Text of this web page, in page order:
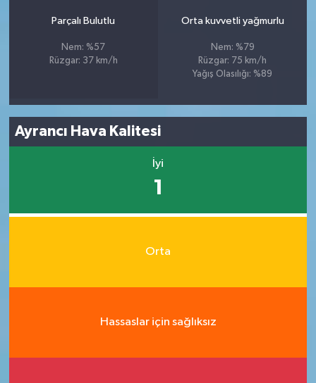
Parçalı Bulutlu
Nem: %57
Rüzgar: 37 km/h
Orta kuvvetli yağmurlu
Nem: %79
Rüzgar: 75 km/h
Yağış Olasılığı: %89
Ayrancı Hava Kalitesi
İyi
1
Orta
Hassaslar için sağlıksız